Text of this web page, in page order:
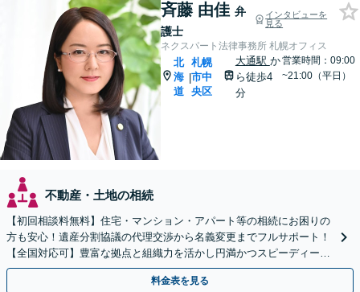
斉藤 由佳 弁
護士
インタビューを
見る
ネクスパート法律事務所 札幌オフィス
北
海
道
|
札幌
市中
央区
大通駅 か
ら徒歩4
分
営業時間：09:00
~21:00（平日）
不動産・土地の相続
【初回相談料無料】住宅・マンション・アパート等の相続にお困りの
方も安心！遺産分割協議の代理交渉から名義変更までフルサポート！
【全国対応可】豊富な拠点と組織力を活かし円満かつスピーディーに
相続手続きをお手伝いします【取扱い実績2000件以上】
料金表を見る